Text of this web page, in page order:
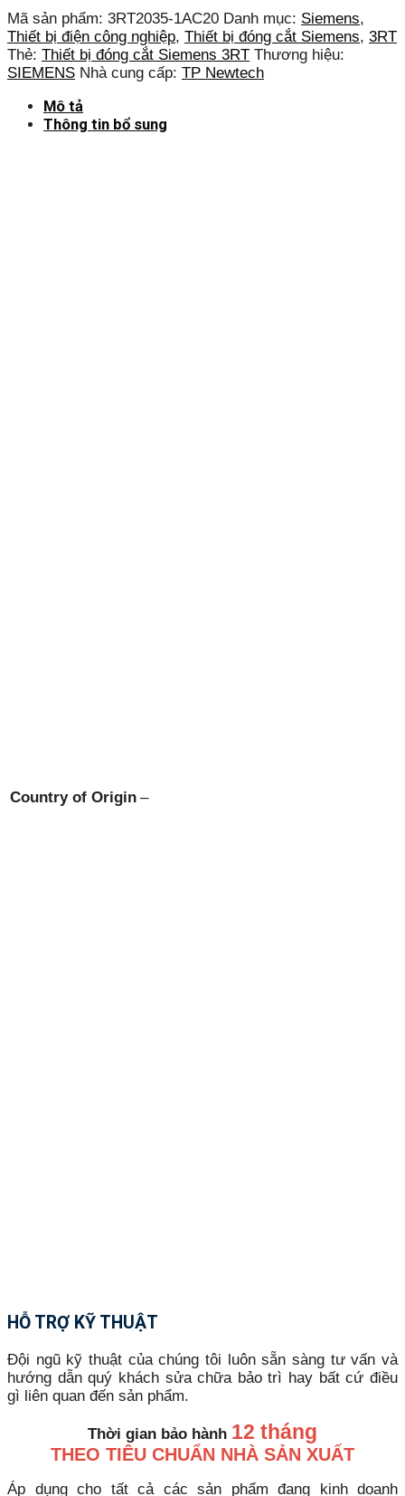
Mã sản phẩm: 3RT2035-1AC20 Danh mục: Siemens,
Thiết bị điện công nghiệp, Thiết bị đóng cắt Siemens, 3RT
Thẻ: Thiết bị đóng cắt Siemens 3RT Thương hiệu:
SIEMENS Nhà cung cấp: TP Newtech
Mô tả
Thông tin bổ sung
Country of Origin –
HỖ TRỢ KỸ THUẬT
Đội ngũ kỹ thuật của chúng tôi luôn sẵn sàng tư vấn và
hướng dẫn quý khách sửa chữa bảo trì hay bất cứ điều
gì liên quan đến sản phẩm.
Thời gian bảo hành 12 tháng
THEO TIÊU CHUẨN NHÀ SẢN XUẤT
Áp dụng cho tất cả các sản phẩm đang kinh doanh